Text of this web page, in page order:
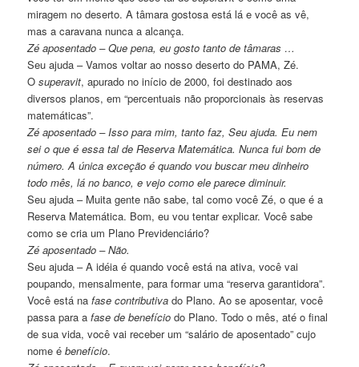
miragem no deserto. A tâmara gostosa está lá e você as vê,
mas a caravana nunca a alcança.
Zé aposentado – Que pena, eu gosto tanto de tâmaras …
Seu ajuda – Vamos voltar ao nosso deserto do PAMA, Zé.
Osuperavit, apurado no início de 2000, foi destinado aos
diversos planos, em “percentuais não proporcionais às reservas
matemáticas”.
Zé aposentado – Isso para mim, tanto faz, Seu ajuda. Eu nem
sei o que é essa tal de Reserva Matemática. Nunca fui bom de
número. A única exceção é quando vou buscar meu dinheiro
todo mês, lá no banco, e vejo como ele parece diminuir.
Seu ajuda – Muita gente não sabe, tal como você Zé, o que é a
Reserva Matemática. Bom, eu vou tentar explicar. Você sabe
como se cria um Plano Previdenciário?
Zé aposentado – Não.
Seu ajuda – A idéia é quando você está na ativa, você vai
poupando, mensalmente, para formar uma “reserva garantidora”.
Você está nafase contributiva do Plano. Ao se aposentar, você
passa para afase de benefício do Plano. Todo o mês, até o final
de sua vida, você vai receber um “salário de aposentado” cujo
nome ébenefício.